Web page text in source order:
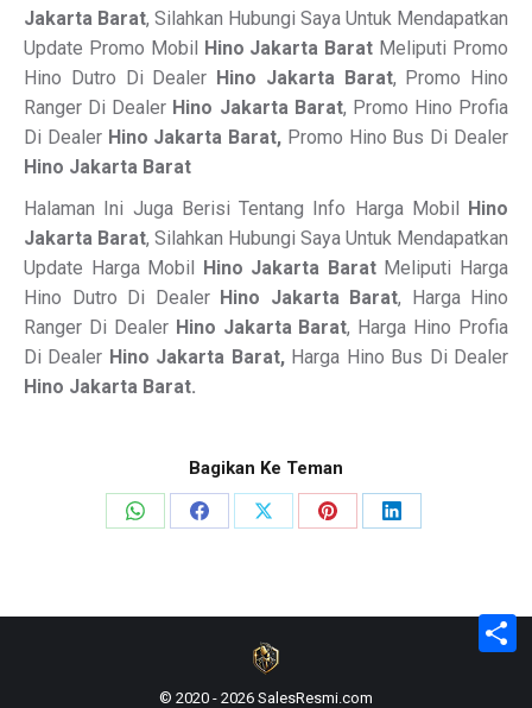
Jakarta Barat, Silahkan Hubungi Saya Untuk Mendapatkan
Update Promo Mobil Hino Jakarta Barat Meliputi Promo
Hino Dutro Di Dealer Hino Jakarta Barat, Promo Hino
Ranger Di Dealer Hino Jakarta Barat, Promo Hino Profia
Di Dealer Hino Jakarta Barat, Promo Hino Bus Di Dealer
Hino Jakarta Barat
Halaman Ini Juga Berisi Tentang Info Harga Mobil Hino
Jakarta Barat, Silahkan Hubungi Saya Untuk Mendapatkan
Update Harga Mobil Hino Jakarta BaratMeliputi Harga
Hino Dutro Di Dealer Hino Jakarta Barat, Harga Hino
Ranger Di Dealer Hino Jakarta Barat, Harga Hino Profia
Di Dealer Hino Jakarta Barat, Harga Hino Bus Di Dealer
Hino Jakarta Barat.
Bagikan Ke Teman
Share
Share
Share
Share
Share
© 2020 - 2026 SalesResmi.com